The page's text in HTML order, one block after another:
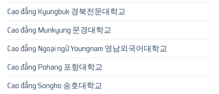
Cao đẳng Kyungbuk 경북전문대학교
Cao đẳng Munkyung 문경대학교
Cao đẳng Ngoại ngữ Youngnam 영남외국어대학교
Cao đẳng Pohang 포항대학교
Cao đẳng Songho 송호대학교